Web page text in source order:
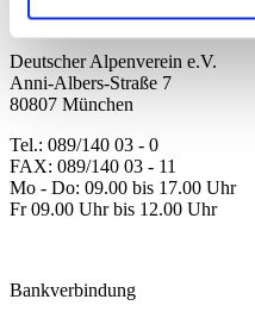
Kontakt
Deutscher Alpenverein e.V.
Anni-Albers-Straße 7
80807 München
Tel.: 089/140 03 - 0
FAX: 089/140 03 - 11
Mo - Do: 09.00 bis 17.00 Uhr
Fr 09.00 Uhr bis 12.00 Uhr
Bankverbindung